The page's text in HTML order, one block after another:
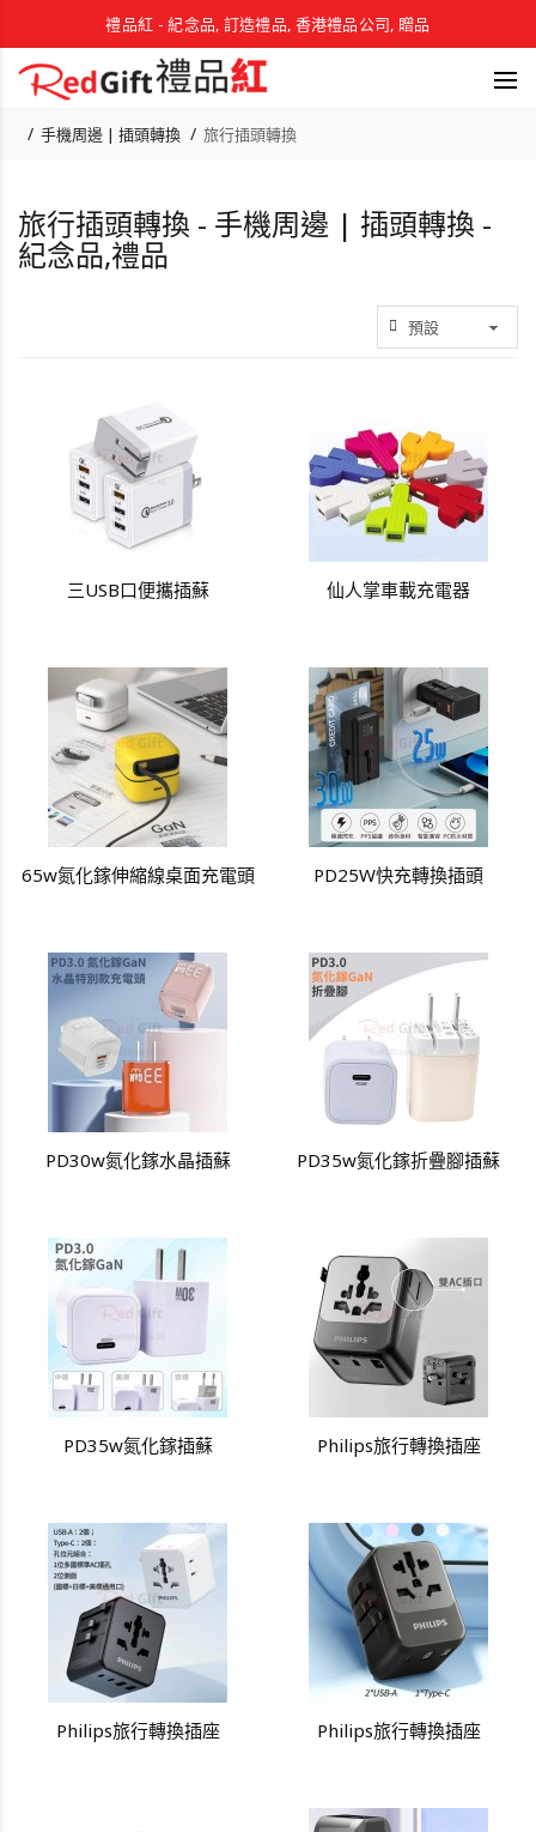
禮品紅 - 紀念品, 訂造禮品, 香港禮品公司, 贈品
手機周邊 | 插頭轉換 旅行插頭轉換
旅行插頭轉換 - 手機周邊 | 插頭轉換 -
紀念品,禮品
三USB口便攜插蘇 仙人掌車載充電器
65w氮化鎵伸縮線桌面充電頭 PD25W快充轉換插頭
PD30w氮化鎵水晶插蘇 PD35w氮化鎵折疊腳插蘇
PD35w氮化鎵插蘇 Philips旅行轉換插座
Philips旅行轉換插座 Philips旅行轉換插座